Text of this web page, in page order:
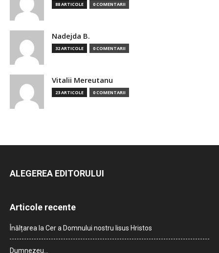
88 ARTICOLE 0 COMENTARII
Nadejda B.
32 ARTICOLE 0 COMENTARII
Vitalii Mereutanu
23 ARTICOLE 0 COMENTARII
ALEGEREA EDITORULUI
Articole recente
Înălțarea la Cer a Domnului nostru Iisus Hristos
Dumnezeu…